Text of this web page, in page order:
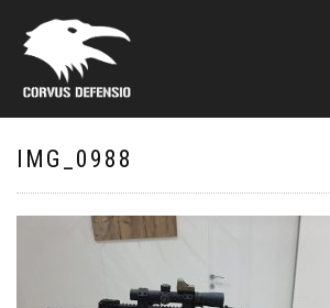
IMG_0988